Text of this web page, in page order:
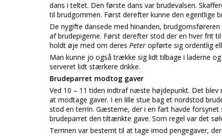
dans i teltet. Den første dans var brudevalsen.
til brudgommen. Først derefter kunne den egentlige
De nygifte dansede med hinanden,
af brudepigerne. Først derefter stod der en hver frit
holdt øje med om deres Peter opførte sig ordentlig
Man kunne jo også trække sig lidt tilbage i laderne
serveret lidt stærkere drikke.
Brudeparret modtog gaver
Ved 10 – 11 tiden indtraf næste højdepunkt. Det
at modtage gaver. I en lille stue bag et nordstod
stod en terrin. Gæsterne, der i en fart havde
brudeparret den tiltænkte gave. Som regel var det
Terrinen var bestemt til at tage imod pengegaver,